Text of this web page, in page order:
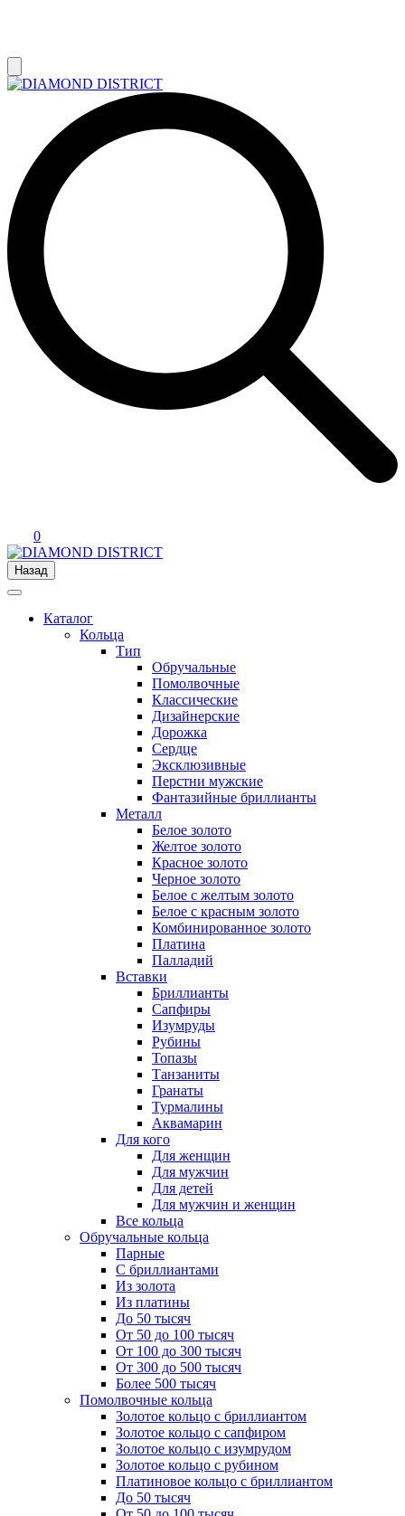
0
Назад
Каталог
Кольца
Тип
Обручальные
Помолвочные
Классические
Дизайнерские
Дорожка
Сердце
Эксклюзивные
Перстни мужские
Фантазийные бриллианты
Металл
Белое золото
Желтое золото
Красное золото
Черное золото
Белое с желтым золото
Белое с красным золото
Комбинированное золото
Платина
Палладий
Вставки
Бриллианты
Сапфиры
Изумруды
Рубины
Топазы
Танзаниты
Гранаты
Турмалины
Аквамарин
Для кого
Для женщин
Для мужчин
Для детей
Для мужчин и женщин
Все кольца
Обручальные кольца
Парные
С бриллиантами
Из золота
Из платины
До 50 тысяч
От 50 до 100 тысяч
От 100 до 300 тысяч
От 300 до 500 тысяч
Более 500 тысяч
Помолвочные кольца
Золотое кольцо с бриллиантом
Золотое кольцо с сапфиром
Золотое кольцо с изумрудом
Золотое кольцо с рубином
Платиновое кольцо с бриллиантом
До 50 тысяч